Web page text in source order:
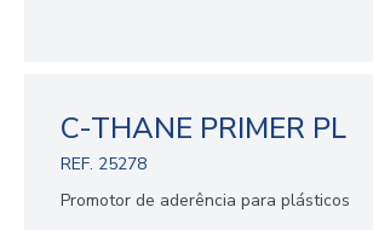
C-THANE PRIMER PL
REF. 25278
Promotor de aderência para plásticos